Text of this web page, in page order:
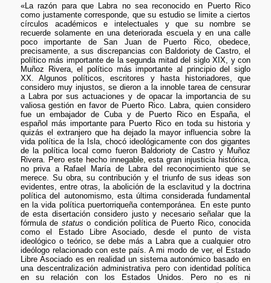
«La razón para que Labra no sea reconocido en Puerto Rico
como justamente corresponde, que su estudio se limite a ciertos
círculos académicos e intelectuales y que su nombre se
recuerde solamente en una deteriorada escuela y en una calle
poco importante de San Juan de Puerto Rico, obedece,
precisamente, a sus discrepancias con Baldorioty de Castro, el
político más importante de la segunda mitad del siglo XIX, y con
Muñoz Rivera, el político más importante al principio del siglo
XX. Algunos políticos, escritores y hasta historiadores, que
considero muy injustos, se dieron a la innoble tarea de censurar
a Labra por sus actuaciones y de opacar la importancia de su
valiosa gestión en favor de Puerto Rico. Labra, quien considero
fue un embajador de Cuba y de Puerto Rico en España, el
español más importante para Puerto Rico en toda su historia y
quizás el extranjero que ha dejado la mayor influencia sobre la
vida política de la Isla, chocó ideológicamente con dos gigantes
de la política local como fueron Baldorioty de Castro y Muñoz
Rivera. Pero este hecho innegable, esta gran injusticia histórica,
no priva a Rafael María de Labra del reconocimiento que se
merece. Su obra, su contribución y el triunfo de sus ideas son
evidentes, entre otras, la abolición de la esclavitud y la doctrina
política del autonomismo, esta última considerada fundamental
en la vida política puertorriqueña contemporánea. En este punto
de esta disertación considero justo y necesario señalar que la
fórmula de status o condición política de Puerto Rico, conocida
como el Estado Libre Asociado, desde el punto de vista
ideológico o teórico, se debe más a Labra que a cualquier otro
ideólogo relacionado con este país. A mi modo de ver, el Estado
Libre Asociado es en realidad un sistema autonómico basado en
una descentralización administrativa pero con identidad política
en su relación con los Estados Unidos. Pero no es ni